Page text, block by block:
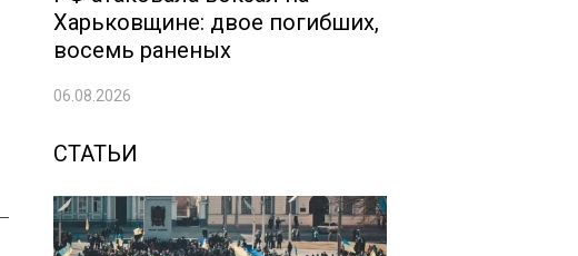
Харьковщине: двое погибших,
восемь раненых
06.08.2026
СТАТЬИ